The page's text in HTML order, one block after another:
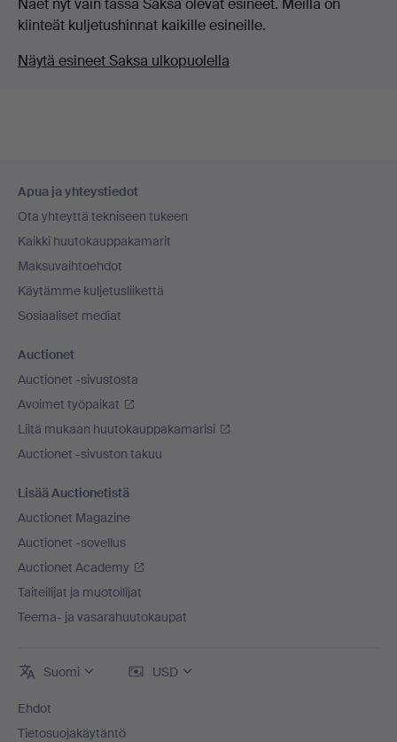
Näet nyt vain tässä Saksa olevat esineet. Meillä on
kiinteät kuljetushinnat kaikille esineille.
Näytä esineet Saksa ulkopuolella
Apua ja yhteystiedot
Ota yhteyttä tekniseen tukeen
Kaikki huutokauppakamarit
Maksuvaihtoehdot
Käytämme kuljetusliikettä
Sosiaaliset mediat
Auctionet
Auctionet -sivustosta
Avoimet työpaikat
Liitä mukaan huutokauppakamarisi
Auctionet -sivuston takuu
Lisää Auctionetistä
Auctionet Magazine
Auctionet -sovellus
Auctionet Academy
Taiteilijat ja muotoilijat
Teema- ja vasarahuutokaupat
Suomi USD
Ehdot
Tietosuojakäytäntö